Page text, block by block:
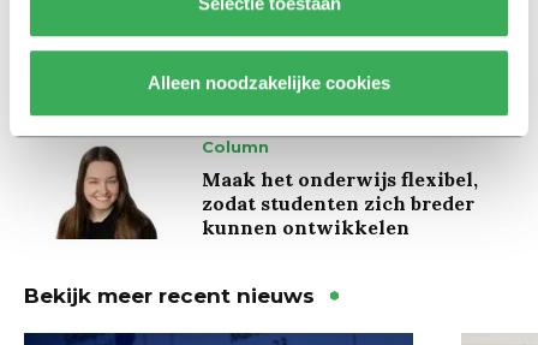
Alleen noodzakelijke cookies
studenten de tentamenperiode
door
Column
Maak het onderwijs flexibel,
zodat studenten zich breder
kunnen ontwikkelen
Bekijk meer recent nieuws